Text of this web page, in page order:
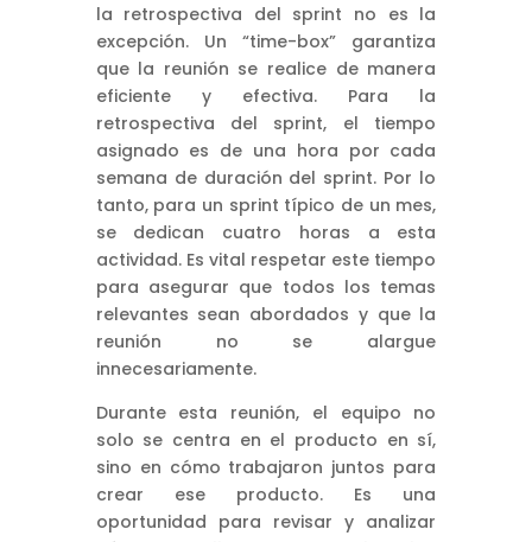
la retrospectiva del sprint no es la
excepción. Un “time-box” garantiza
que la reunión se realice de manera
eficiente y efectiva. Para la
retrospectiva del sprint, el tiempo
asignado es de una hora por cada
semana de duración del sprint. Por lo
tanto, para un sprint típico de un mes,
se dedican cuatro horas a esta
actividad. Es vital respetar este tiempo
para asegurar que todos los temas
relevantes sean abordados y que la
reunión no se alargue
innecesariamente.
Durante esta reunión, el equipo no
solo se centra en el producto en sí,
sino en cómo trabajaron juntos para
crear ese producto. Es una
oportunidad para revisar y analizar